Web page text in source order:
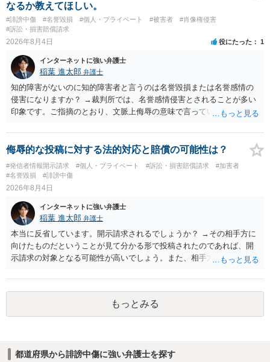
なるか教えてほしい。
#誹謗中傷 #名誉毀損 #個人・プライベート #被害者
#肖像権侵害
#訴訟・損害賠償請求
2026年8月4日 役にたった 1
インターネットに強い弁護士
稲葉 進太郎 弁護士
知的障害がないのに知的障害者と言うのは名誉毀損または名誉感情の
侵害になりますか？ →裁判所では、名誉感情侵害とされることが多い
印象です。ご指摘のとおり、文脈上侮辱の意味で言っている点も加味
侮辱的な投稿に対する法的対応と賠償の可能性は？
#発信者情報開示請求 #個人・プライベート #訴訟・損害賠償請求
#加害者
#名誉毀損
#誹謗中傷
2026年8月4日
インターネットに強い弁護士
稲葉 進太郎 弁護士
本当に反省しています。開示請求されるでしょうか？ →その相手方に
向けたものだということが見て分かる形で投稿されたのであれば、開
示請求の対象となる可能性が高いでしょう。また、相手方の投稿した
と存じます。発信者情報開示請求が進むと、投稿に使った回線の契約
者のところに、意見照会がなされます。アカウント情報開示の場合
は、アカウントの登録メールに意見照会がなされます。 また、された
場合賠償金はいくらでしょうか。 →ケースバイケースであり、数万円
もっとみる
都道府県から誹謗中傷に強い弁護士を探す